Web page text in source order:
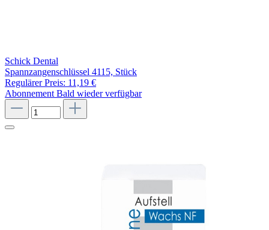
Schick Dental
Spannzangenschlüssel 4115, Stück
Regulärer Preis: 11,19 €
Abonnement Bald wieder verfügbar